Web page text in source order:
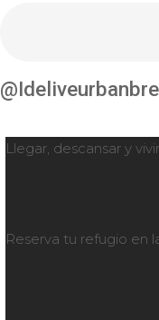
Llegar, descansar y
Reserva tu refugio en